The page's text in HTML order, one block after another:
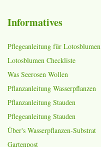
Informatives
Pflegeanleitung für Lotosblumen
Lotosblumen Checkliste
Was Seerosen Wollen
Pflanzanleitung Wasserpflanzen
Pflanzanleitung Stauden
Pflegeanleitung Stauden
Über's Wasserpflanzen-Substrat
Gartenpost